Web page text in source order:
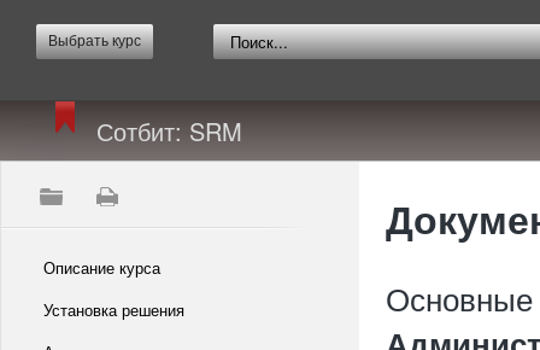
Выбрать курс
Сотбит: SRM
Описание курса
Установка решения
Основные